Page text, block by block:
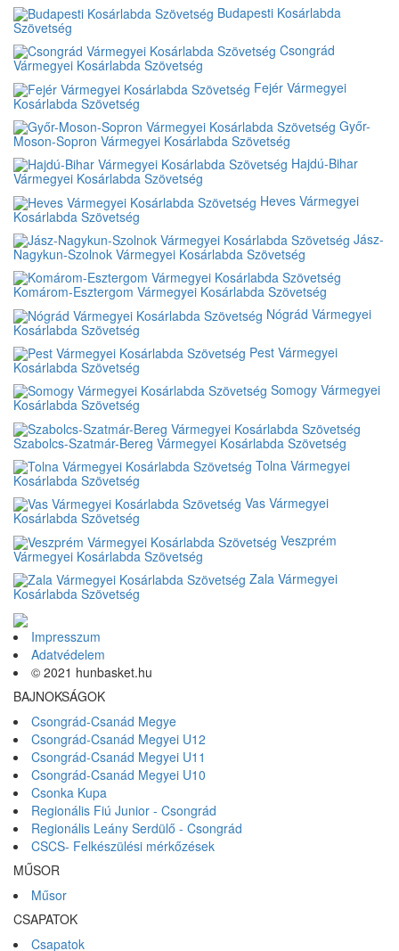
Budapesti Kosárlabda
Szövetség
Csongrád
Vármegyei Kosárlabda Szövetség
Fejér Vármegyei
Kosárlabda Szövetség
Győr-
Moson-Sopron Vármegyei Kosárlabda Szövetség
Hajdú-Bihar
Vármegyei Kosárlabda Szövetség
Heves Vármegyei
Kosárlabda Szövetség
Jász-
Nagykun-Szolnok Vármegyei Kosárlabda Szövetség
Komárom-Esztergom Vármegyei Kosárlabda Szövetség
Nógrád Vármegyei
Kosárlabda Szövetség
Pest Vármegyei
Kosárlabda Szövetség
Somogy Vármegyei
Kosárlabda Szövetség
Szabolcs-Szatmár-Bereg Vármegyei Kosárlabda Szövetség
Tolna Vármegyei
Kosárlabda Szövetség
Vas Vármegyei
Kosárlabda Szövetség
Veszprém
Vármegyei Kosárlabda Szövetség
Zala Vármegyei
Kosárlabda Szövetség
Impresszum
Adatvédelem
© 2021 hunbasket.hu
BAJNOKSÁGOK
Csongrád-Csanád Megye
Csongrád-Csanád Megyei U12
Csongrád-Csanád Megyei U11
Csongrád-Csanád Megyei U10
Csonka Kupa
Regionális Fiú Junior - Csongrád
Regionális Leány Serdülő - Csongrád
CSCS- Felkészülési mérkőzések
MŰSOR
Műsor
CSAPATOK
Csapatok